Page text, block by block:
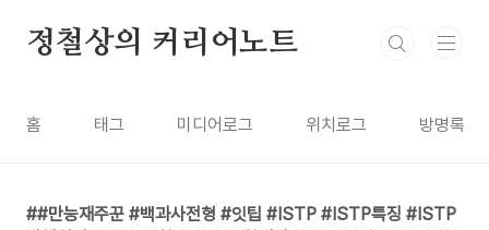
정철상의 커리어노트
홈 태그 미디어로그 위치로그 방명록
#만능재주꾼 #백과사전형 #잇팁 #ISTP #ISTP특징 #ISTP